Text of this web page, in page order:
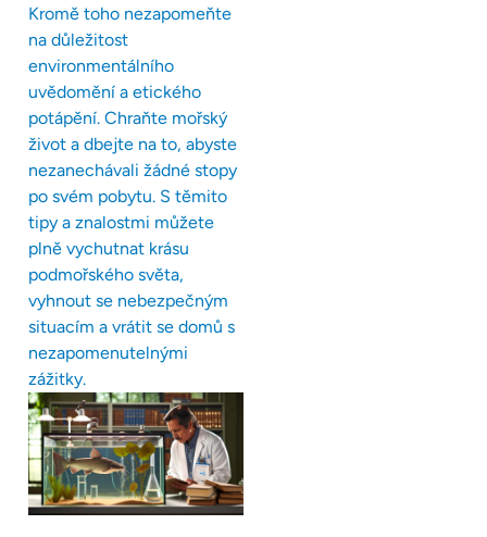
Kromě toho nezapomeňte
na důležitost
environmentálního
uvědomění a etického
potápění. Chraňte mořský
život a dbejte na to, abyste
nezanechávali žádné stopy
po svém pobytu. S těmito
tipy a znalostmi můžete
plně vychutnat krásu
podmořského světa,
vyhnout se nebezpečným
situacím a vrátit se domů s
nezapomenutelnými
zážitky.